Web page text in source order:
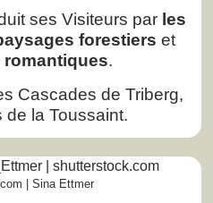
ses Visiteurs parles
forestiers et
romantiques.
Cascades de Triberg,
de la Toussaint.
| Sina Ettmer